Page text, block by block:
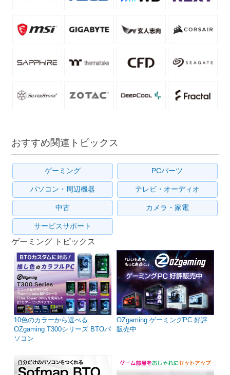
おすすめ関連トピックス
ゲーミング PCパーツ
パソコン・周辺機器 テレビ・オーディオ
中古 カメラ・家電
サービスサポート
ゲーミング トピックス
10色のカラーから選べる
OZgaming T300シリーズ BTOパ
ソコン
OZgaming ゲーミングPC 好評
販売中